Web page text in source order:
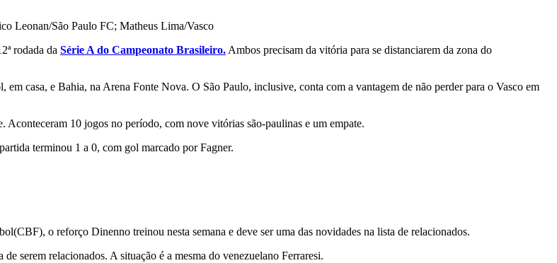
Leonan/São Paulo FC; Matheus Lima/Vasco
rodada da Série A do Campeonato Brasileiro. Ambos precisam da vitória para se distanciarem da zona do
casa, e Bahia, na Arena Fonte Nova. O São Paulo, inclusive, conta com a vantagem de não perder para o Vasco em
10 jogos no período, com nove vitórias são-paulinas e um empate.
terminou 1 a 0, com gol marcado por Fagner.
o reforço Dinenno treinou nesta semana e deve ser uma das novidades na lista de relacionados.
serem relacionados. A situação é a mesma do venezuelano Ferraresi.